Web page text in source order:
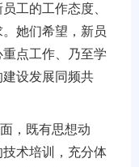
工的工作态度、
她们希望，新员
点工作、乃至学
设发展同频共
，既有思想动
术培训，充分体